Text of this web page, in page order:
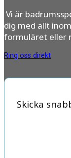
Vi är
dig med allt
formuläret eller
Ring oss direkt
Skicka